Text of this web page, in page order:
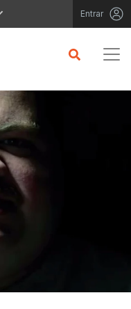
Entrar